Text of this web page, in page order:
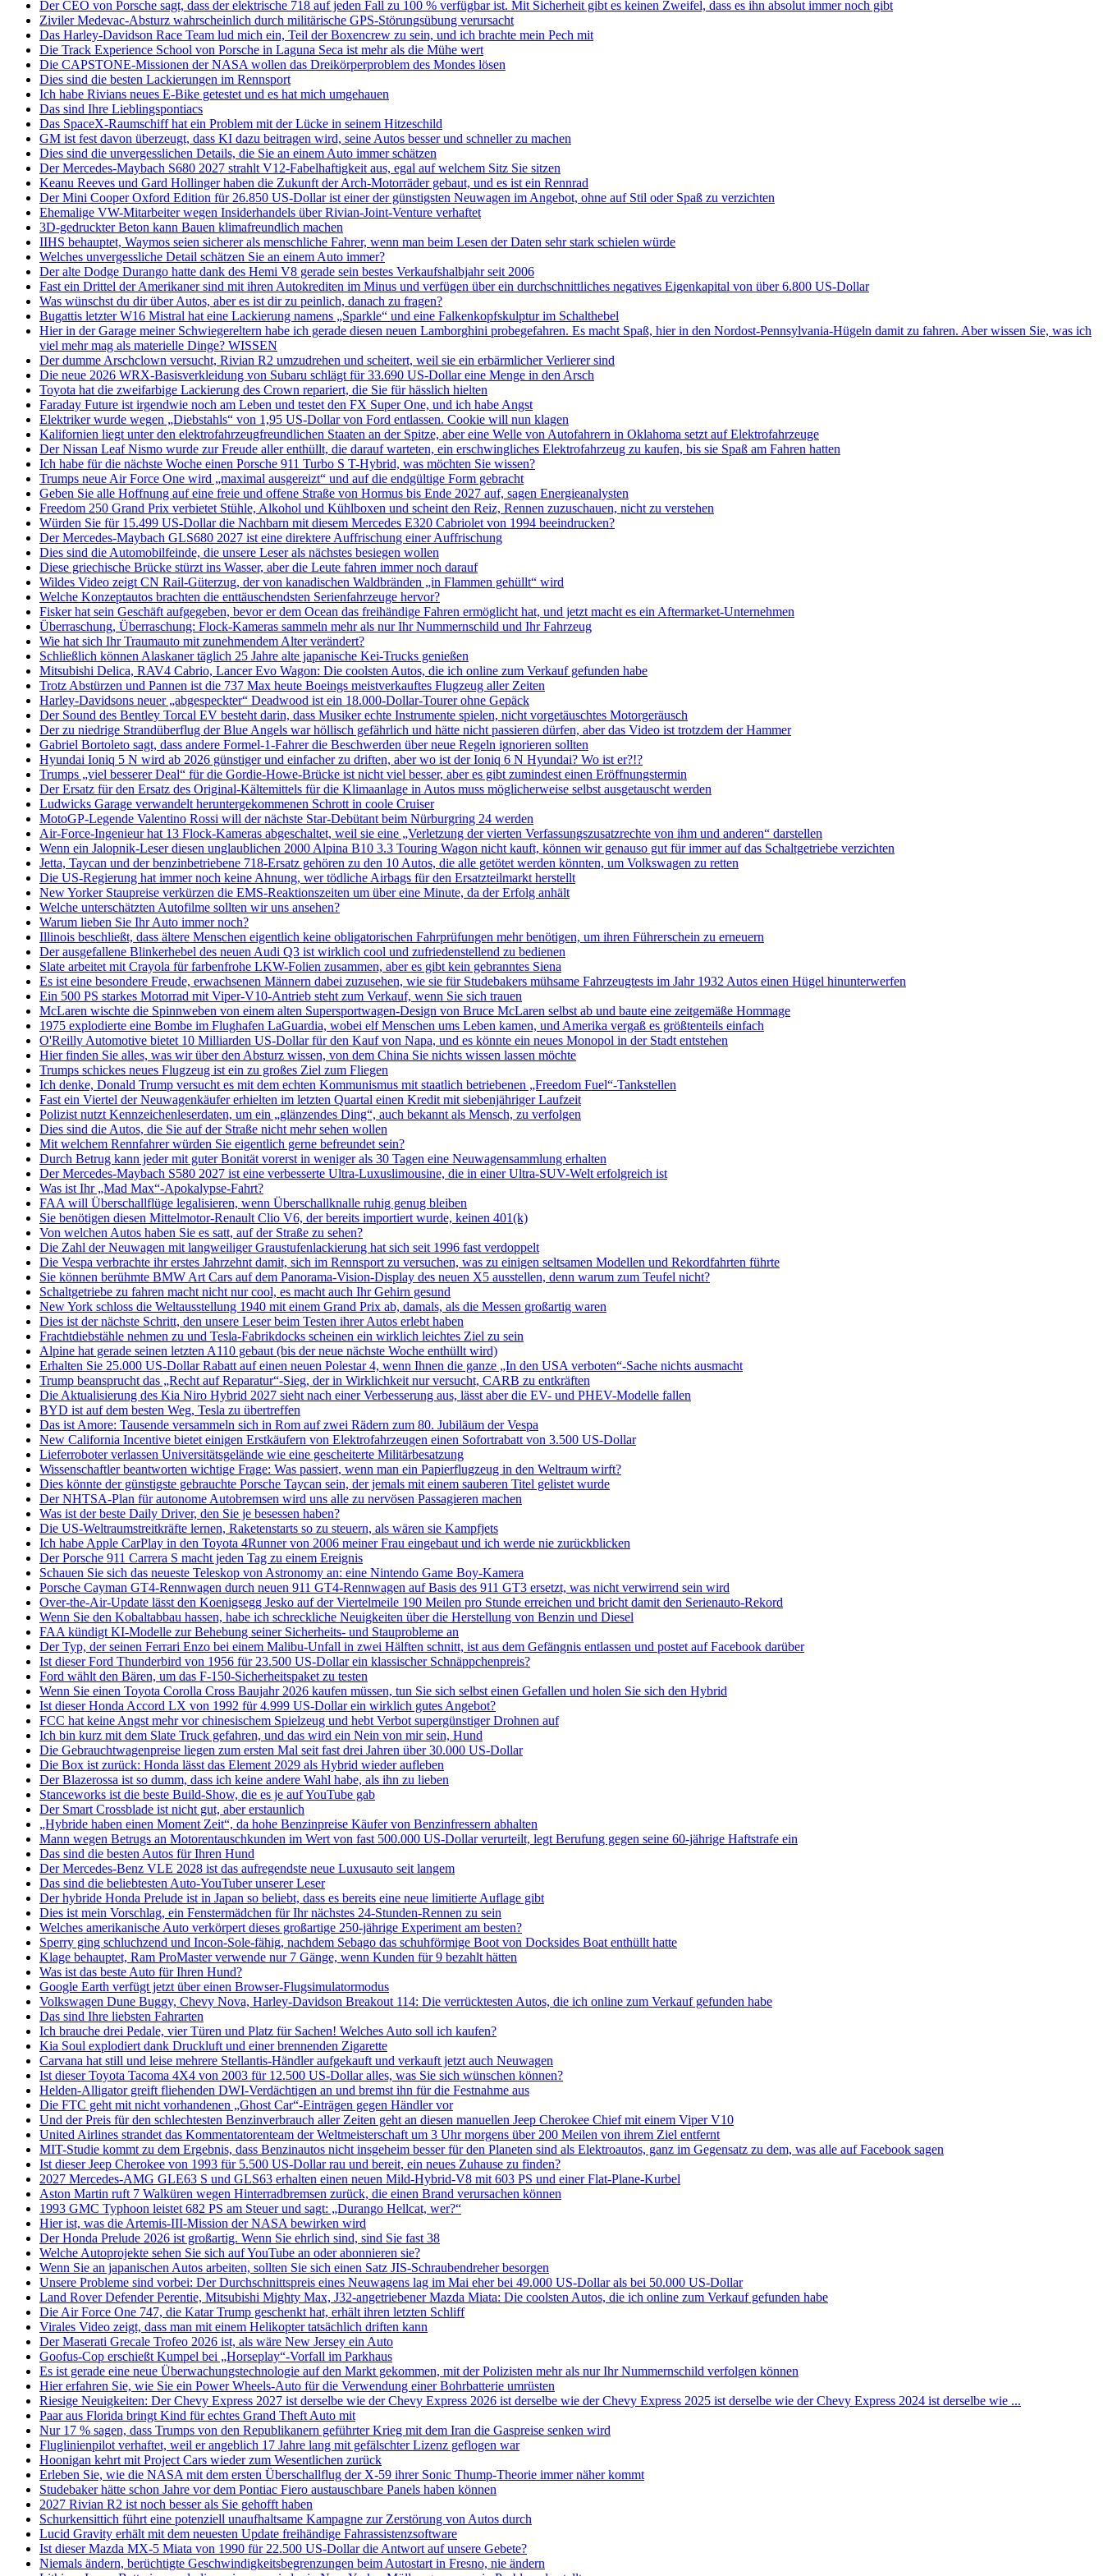
Der CEO von Porsche sagt, dass der elektrische 718 auf jeden Fall zu 100 % verfügbar ist. Mit Sicherheit gibt es keinen Zweifel, dass es ihn absolut immer noch gibt
Ziviler Medevac-Absturz wahrscheinlich durch militärische GPS-Störungsübung verursacht
Das Harley-Davidson Race Team lud mich ein, Teil der Boxencrew zu sein, und ich brachte mein Pech mit
Die Track Experience School von Porsche in Laguna Seca ist mehr als die Mühe wert
Die CAPSTONE-Missionen der NASA wollen das Dreikörperproblem des Mondes lösen
Dies sind die besten Lackierungen im Rennsport
Ich habe Rivians neues E-Bike getestet und es hat mich umgehauen
Das sind Ihre Lieblingspontiacs
Das SpaceX-Raumschiff hat ein Problem mit der Lücke in seinem Hitzeschild
GM ist fest davon überzeugt, dass KI dazu beitragen wird, seine Autos besser und schneller zu machen
Dies sind die unvergesslichen Details, die Sie an einem Auto immer schätzen
Der Mercedes-Maybach S680 2027 strahlt V12-Fabelhaftigkeit aus, egal auf welchem ​​Sitz Sie sitzen
Keanu Reeves und Gard Hollinger haben die Zukunft der Arch-Motorräder gebaut, und es ist ein Rennrad
Der Mini Cooper Oxford Edition für 26.850 US-Dollar ist einer der günstigsten Neuwagen im Angebot, ohne auf Stil oder Spaß zu verzichten
Ehemalige VW-Mitarbeiter wegen Insiderhandels über Rivian-Joint-Venture verhaftet
3D-gedruckter Beton kann Bauen klimafreundlich machen
IIHS behauptet, Waymos seien sicherer als menschliche Fahrer, wenn man beim Lesen der Daten sehr stark schielen würde
Welches unvergessliche Detail schätzen Sie an einem Auto immer?
Der alte Dodge Durango hatte dank des Hemi V8 gerade sein bestes Verkaufshalbjahr seit 2006
Fast ein Drittel der Amerikaner sind mit ihren Autokrediten im Minus und verfügen über ein durchschnittliches negatives Eigenkapital von über 6.800 US-Dollar
Was wünschst du dir über Autos, aber es ist dir zu peinlich, danach zu fragen?
Bugattis letzter W16 Mistral hat eine Lackierung namens „Sparkle“ und eine Falkenkopfskulptur im Schalthebel
Hier in der Garage meiner Schwiegereltern habe ich gerade diesen neuen Lamborghini probegefahren. Es macht Spaß, hier in den Nordost-Pennsylvania-Hügeln damit zu fahren. Aber wissen Sie, was ich
viel mehr mag als materielle Dinge? WISSEN
Der dumme Arschclown versucht, Rivian R2 umzudrehen und scheitert, weil sie ein erbärmlicher Verlierer sind
Die neue 2026 WRX-Basisverkleidung von Subaru schlägt für 33.690 US-Dollar eine Menge in den Arsch
Toyota hat die zweifarbige Lackierung des Crown repariert, die Sie für hässlich hielten
Faraday Future ist irgendwie noch am Leben und testet den FX Super One, und ich habe Angst
Elektriker wurde wegen „Diebstahls“ von 1,95 US-Dollar von Ford entlassen. Cookie will nun klagen
Kalifornien liegt unter den elektrofahrzeugfreundlichen Staaten an der Spitze, aber eine Welle von Autofahrern in Oklahoma setzt auf Elektrofahrzeuge
Der Nissan Leaf Nismo wurde zur Freude aller enthüllt, die darauf warteten, ein erschwingliches Elektrofahrzeug zu kaufen, bis sie Spaß am Fahren hatten
Ich habe für die nächste Woche einen Porsche 911 Turbo S T-Hybrid, was möchten Sie wissen?
Trumps neue Air Force One wird „maximal ausgereizt“ und auf die endgültige Form gebracht
Geben Sie alle Hoffnung auf eine freie und offene Straße von Hormus bis Ende 2027 auf, sagen Energieanalysten
Freedom 250 Grand Prix verbietet Stühle, Alkohol und Kühlboxen und scheint den Reiz, Rennen zuzuschauen, nicht zu verstehen
Würden Sie für 15.499 US-Dollar die Nachbarn mit diesem Mercedes E320 Cabriolet von 1994 beeindrucken?
Der Mercedes-Maybach GLS680 2027 ist eine direktere Auffrischung einer Auffrischung
Dies sind die Automobilfeinde, die unsere Leser als nächstes besiegen wollen
Diese griechische Brücke stürzt ins Wasser, aber die Leute fahren immer noch darauf
Wildes Video zeigt CN Rail-Güterzug, der von kanadischen Waldbränden „in Flammen gehüllt“ wird
Welche Konzeptautos brachten die enttäuschendsten Serienfahrzeuge hervor?
Fisker hat sein Geschäft aufgegeben, bevor er dem Ocean das freihändige Fahren ermöglicht hat, und jetzt macht es ein Aftermarket-Unternehmen
Überraschung, Überraschung: Flock-Kameras sammeln mehr als nur Ihr Nummernschild und Ihr Fahrzeug
Wie hat sich Ihr Traumauto mit zunehmendem Alter verändert?
Schließlich können Alaskaner täglich 25 Jahre alte japanische Kei-Trucks genießen
Mitsubishi Delica, RAV4 Cabrio, Lancer Evo Wagon: Die coolsten Autos, die ich online zum Verkauf gefunden habe
Trotz Abstürzen und Pannen ist die 737 Max heute Boeings meistverkauftes Flugzeug aller Zeiten
Harley-Davidsons neuer „abgespeckter“ Deadwood ist ein 18.000-Dollar-Tourer ohne Gepäck
Der Sound des Bentley Torcal EV besteht darin, dass Musiker echte Instrumente spielen, nicht vorgetäuschtes Motorgeräusch
Der zu niedrige Strandüberflug der Blue Angels war höllisch gefährlich und hätte nicht passieren dürfen, aber das Video ist trotzdem der Hammer
Gabriel Bortoleto sagt, dass andere Formel-1-Fahrer die Beschwerden über neue Regeln ignorieren sollten
Hyundai Ioniq 5 N wird ab 2026 günstiger und einfacher zu driften, aber wo ist der Ioniq 6 N Hyundai? Wo ist er?!?
Trumps „viel besserer Deal“ für die Gordie-Howe-Brücke ist nicht viel besser, aber es gibt zumindest einen Eröffnungstermin
Der Ersatz für den Ersatz des Original-Kältemittels für die Klimaanlage in Autos muss möglicherweise selbst ausgetauscht werden
Ludwicks Garage verwandelt heruntergekommenen Schrott in coole Cruiser
MotoGP-Legende Valentino Rossi will der nächste Star-Debütant beim Nürburgring 24 werden
Air-Force-Ingenieur hat 13 Flock-Kameras abgeschaltet, weil sie eine „Verletzung der vierten Verfassungszusatzrechte von ihm und anderen“ darstellen
Wenn ein Jalopnik-Leser diesen unglaublichen 2000 Alpina B10 3.3 Touring Wagon nicht kauft, können wir genauso gut für immer auf das Schaltgetriebe verzichten
Jetta, Taycan und der benzinbetriebene 718-Ersatz gehören zu den 10 Autos, die alle getötet werden könnten, um Volkswagen zu retten
Die US-Regierung hat immer noch keine Ahnung, wer tödliche Airbags für den Ersatzteilmarkt herstellt
New Yorker Staupreise verkürzen die EMS-Reaktionszeiten um über eine Minute, da der Erfolg anhält
Welche unterschätzten Autofilme sollten wir uns ansehen?
Warum lieben Sie Ihr Auto immer noch?
Illinois beschließt, dass ältere Menschen eigentlich keine obligatorischen Fahrprüfungen mehr benötigen, um ihren Führerschein zu erneuern
Der ausgefallene Blinkerhebel des neuen Audi Q3 ist wirklich cool und zufriedenstellend zu bedienen
Slate arbeitet mit Crayola für farbenfrohe LKW-Folien zusammen, aber es gibt kein gebranntes Siena
Es ist eine besondere Freude, erwachsenen Männern dabei zuzusehen, wie sie für Studebakers mühsame Fahrzeugtests im Jahr 1932 Autos einen Hügel hinunterwerfen
Ein 500 PS starkes Motorrad mit Viper-V10-Antrieb steht zum Verkauf, wenn Sie sich trauen
McLaren wischte die Spinnweben von einem alten Supersportwagen-Design von Bruce McLaren selbst ab und baute eine zeitgemäße Hommage
1975 explodierte eine Bombe im Flughafen LaGuardia, wobei elf Menschen ums Leben kamen, und Amerika vergaß es größtenteils einfach
O'Reilly Automotive bietet 10 Milliarden US-Dollar für den Kauf von Napa, und es könnte ein neues Monopol in der Stadt entstehen
Hier finden Sie alles, was wir über den Absturz wissen, von dem China Sie nichts wissen lassen möchte
Trumps schickes neues Flugzeug ist ein zu großes Ziel zum Fliegen
Ich denke, Donald Trump versucht es mit dem echten Kommunismus mit staatlich betriebenen „Freedom Fuel“-Tankstellen
Fast ein Viertel der Neuwagenkäufer erhielten im letzten Quartal einen Kredit mit siebenjähriger Laufzeit
Polizist nutzt Kennzeichenleserdaten, um ein „glänzendes Ding“, auch bekannt als Mensch, zu verfolgen
Dies sind die Autos, die Sie auf der Straße nicht mehr sehen wollen
Mit welchem ​​Rennfahrer würden Sie eigentlich gerne befreundet sein?
Durch Betrug kann jeder mit guter Bonität vorerst in weniger als 30 Tagen eine Neuwagensammlung erhalten
Der Mercedes-Maybach S580 2027 ist eine verbesserte Ultra-Luxuslimousine, die in einer Ultra-SUV-Welt erfolgreich ist
Was ist Ihr „Mad Max“-Apokalypse-Fahrt?
FAA will Überschallflüge legalisieren, wenn Überschallknalle ruhig genug bleiben
Sie benötigen diesen Mittelmotor-Renault Clio V6, der bereits importiert wurde, keinen 401(k)
Von welchen Autos haben Sie es satt, auf der Straße zu sehen?
Die Zahl der Neuwagen mit langweiliger Graustufenlackierung hat sich seit 1996 fast verdoppelt
Die Vespa verbrachte ihr erstes Jahrzehnt damit, sich im Rennsport zu versuchen, was zu einigen seltsamen Modellen und Rekordfahrten führte
Sie können berühmte BMW Art Cars auf dem Panorama-Vision-Display des neuen X5 ausstellen, denn warum zum Teufel nicht?
Schaltgetriebe zu fahren macht nicht nur cool, es macht auch Ihr Gehirn gesund
New York schloss die Weltausstellung 1940 mit einem Grand Prix ab, damals, als die Messen großartig waren
Dies ist der nächste Schritt, den unsere Leser beim Testen ihrer Autos erlebt haben
Frachtdiebstähle nehmen zu und Tesla-Fabrikdocks scheinen ein wirklich leichtes Ziel zu sein
Alpine hat gerade seinen letzten A110 gebaut (bis der neue nächste Woche enthüllt wird)
Erhalten Sie 25.000 US-Dollar Rabatt auf einen neuen Polestar 4, wenn Ihnen die ganze „In den USA verboten“-Sache nichts ausmacht
Trump beansprucht das „Recht auf Reparatur“-Sieg, der in Wirklichkeit nur versucht, CARB zu entkräften
Die Aktualisierung des Kia Niro Hybrid 2027 sieht nach einer Verbesserung aus, lässt aber die EV- und PHEV-Modelle fallen
BYD ist auf dem besten Weg, Tesla zu übertreffen
Das ist Amore: Tausende versammeln sich in Rom auf zwei Rädern zum 80. Jubiläum der Vespa
New California Incentive bietet einigen Erstkäufern von Elektrofahrzeugen einen Sofortrabatt von 3.500 US-Dollar
Lieferroboter verlassen Universitätsgelände wie eine gescheiterte Militärbesatzung
Wissenschaftler beantworten wichtige Frage: Was passiert, wenn man ein Papierflugzeug in den Weltraum wirft?
Dies könnte der günstigste gebrauchte Porsche Taycan sein, der jemals mit einem sauberen Titel gelistet wurde
Der NHTSA-Plan für autonome Autobremsen wird uns alle zu nervösen Passagieren machen
Was ist der beste Daily Driver, den Sie je besessen haben?
Die US-Weltraumstreitkräfte lernen, Raketenstarts so zu steuern, als wären sie Kampfjets
Ich habe Apple CarPlay in den Toyota 4Runner von 2006 meiner Frau eingebaut und ich werde nie zurückblicken
Der Porsche 911 Carrera S macht jeden Tag zu einem Ereignis
Schauen Sie sich das neueste Teleskop von Astronomy an: eine Nintendo Game Boy-Kamera
Porsche Cayman GT4-Rennwagen durch neuen 911 GT4-Rennwagen auf Basis des 911 GT3 ersetzt, was nicht verwirrend sein wird
Over-the-Air-Update lässt den Koenigsegg Jesko auf der Viertelmeile 190 Meilen pro Stunde erreichen und bricht damit den Serienauto-Rekord
Wenn Sie den Kobaltabbau hassen, habe ich schreckliche Neuigkeiten über die Herstellung von Benzin und Diesel
FAA kündigt KI-Modelle zur Behebung seiner Sicherheits- und Stauprobleme an
Der Typ, der seinen Ferrari Enzo bei einem Malibu-Unfall in zwei Hälften schnitt, ist aus dem Gefängnis entlassen und postet auf Facebook darüber
Ist dieser Ford Thunderbird von 1956 für 23.500 US-Dollar ein klassischer Schnäppchenpreis?
Ford wählt den Bären, um das F-150-Sicherheitspaket zu testen
Wenn Sie einen Toyota Corolla Cross Baujahr 2026 kaufen müssen, tun Sie sich selbst einen Gefallen und holen Sie sich den Hybrid
Ist dieser Honda Accord LX von 1992 für 4.999 US-Dollar ein wirklich gutes Angebot?
FCC hat keine Angst mehr vor chinesischem Spielzeug und hebt Verbot supergünstiger Drohnen auf
Ich bin kurz mit dem Slate Truck gefahren, und das wird ein Nein von mir sein, Hund
Die Gebrauchtwagenpreise liegen zum ersten Mal seit fast drei Jahren über 30.000 US-Dollar
Die Box ist zurück: Honda lässt das Element 2029 als Hybrid wieder aufleben
Der Blazerossa ist so dumm, dass ich keine andere Wahl habe, als ihn zu lieben
Stanceworks ist die beste Build-Show, die es je auf YouTube gab
Der Smart Crossblade ist nicht gut, aber erstaunlich
„Hybride haben einen Moment Zeit“, da hohe Benzinpreise Käufer von Benzinfressern abhalten
Mann wegen Betrugs an Motorentauschkunden im Wert von fast 500.000 US-Dollar verurteilt, legt Berufung gegen seine 60-jährige Haftstrafe ein
Das sind die besten Autos für Ihren Hund
Der Mercedes-Benz VLE 2028 ist das aufregendste neue Luxusauto seit langem
Das sind die beliebtesten Auto-YouTuber unserer Leser
Der hybride Honda Prelude ist in Japan so beliebt, dass es bereits eine neue limitierte Auflage gibt
Dies ist mein Vorschlag, ein Fenstermädchen für Ihr nächstes 24-Stunden-Rennen zu sein
Welches amerikanische Auto verkörpert dieses großartige 250-jährige Experiment am besten?
Sperry ging schluchzend und Incon-Sole-fähig, nachdem Sebago das schuhförmige Boot von Docksides Boat enthüllt hatte
Klage behauptet, Ram ProMaster verwende nur 7 Gänge, wenn Kunden für 9 bezahlt hätten
Was ist das beste Auto für Ihren Hund?
Google Earth verfügt jetzt über einen Browser-Flugsimulatormodus
Volkswagen Dune Buggy, Chevy Nova, Harley-Davidson Breakout 114: Die verrücktesten Autos, die ich online zum Verkauf gefunden habe
Das sind Ihre liebsten Fahrarten
Ich brauche drei Pedale, vier Türen und Platz für Sachen! Welches Auto soll ich kaufen?
Kia Soul explodiert dank Druckluft und einer brennenden Zigarette
Carvana hat still und leise mehrere Stellantis-Händler aufgekauft und verkauft jetzt auch Neuwagen
Ist dieser Toyota Tacoma 4X4 von 2003 für 12.500 US-Dollar alles, was Sie sich wünschen können?
Helden-Alligator greift fliehenden DWI-Verdächtigen an und bremst ihn für die Festnahme aus
Die FTC geht mit nicht vorhandenen „Ghost Car“-Einträgen gegen Händler vor
Und der Preis für den schlechtesten Benzinverbrauch aller Zeiten geht an diesen manuellen Jeep Cherokee Chief mit einem Viper V10
United Airlines strandet das Kommentatorenteam der Weltmeisterschaft um 3 Uhr morgens über 200 Meilen von ihrem Ziel entfernt
MIT-Studie kommt zu dem Ergebnis, dass Benzinautos nicht insgeheim besser für den Planeten sind als Elektroautos, ganz im Gegensatz zu dem, was alle auf Facebook sagen
Ist dieser Jeep Cherokee von 1993 für 5.500 US-Dollar rau und bereit, ein neues Zuhause zu finden?
2027 Mercedes-AMG GLE63 S und GLS63 erhalten einen neuen Mild-Hybrid-V8 mit 603 PS und einer Flat-Plane-Kurbel
Aston Martin ruft 7 Walküren wegen Hinterradbremsen zurück, die einen Brand verursachen können
1993 GMC Typhoon leistet 682 PS am Steuer und sagt: „Durango Hellcat, wer?“
Hier ist, was die Artemis-III-Mission der NASA bewirken wird
Der Honda Prelude 2026 ist großartig. Wenn Sie ehrlich sind, sind Sie fast 38
Welche Autoprojekte sehen Sie sich auf YouTube an oder abonnieren sie?
Wenn Sie an japanischen Autos arbeiten, sollten Sie sich einen Satz JIS-Schraubendreher besorgen
Unsere Probleme sind vorbei: Der Durchschnittspreis eines Neuwagens lag im Mai eher bei 49.000 US-Dollar als bei 50.000 US-Dollar
Land Rover Defender Perentie, Mitsubishi Mighty Max, J32-angetriebener Mazda Miata: Die coolsten Autos, die ich online zum Verkauf gefunden habe
Die Air Force One 747, die Katar Trump geschenkt hat, erhält ihren letzten Schliff
Virales Video zeigt, dass man mit einem Helikopter tatsächlich driften kann
Der Maserati Grecale Trofeo 2026 ist, als wäre New Jersey ein Auto
Goofus-Cop erschießt Kumpel bei „Horseplay“-Vorfall im Parkhaus
Es ist gerade eine neue Überwachungstechnologie auf den Markt gekommen, mit der Polizisten mehr als nur Ihr Nummernschild verfolgen können
Hier erfahren Sie, wie Sie ein Power Wheels-Auto für die Verwendung einer Bohrbatterie umrüsten
Riesige Neuigkeiten: Der Chevy Express 2027 ist derselbe wie der Chevy Express 2026 ist derselbe wie der Chevy Express 2025 ist derselbe wie der Chevy Express 2024 ist derselbe wie ...
Paar aus Florida bringt Kind für echtes Grand Theft Auto mit
Nur 17 % sagen, dass Trumps von den Republikanern geführter Krieg mit dem Iran die Gaspreise senken wird
Fluglinienpilot verhaftet, weil er angeblich 17 Jahre lang mit gefälschter Lizenz geflogen war
Hoonigan kehrt mit Project Cars wieder zum Wesentlichen zurück
Erleben Sie, wie die NASA mit dem ersten Überschallflug der X-59 ihrer Sonic Thump-Theorie immer näher kommt
Studebaker hätte schon Jahre vor dem Pontiac Fiero austauschbare Panels haben können
2027 Rivian R2 ist noch besser als Sie gehofft haben
Schurkensittich führt eine potenziell unaufhaltsame Kampagne zur Zerstörung von Autos durch
Lucid Gravity erhält mit dem neuesten Update freihändige Fahrassistenzsoftware
Ist dieser Mazda MX-5 Miata von 1990 für 22.500 US-Dollar die Antwort auf unsere Gebete?
Niemals ändern, berüchtigte Geschwindigkeitsbegrenzungen beim Autostart in Fresno, nie ändern